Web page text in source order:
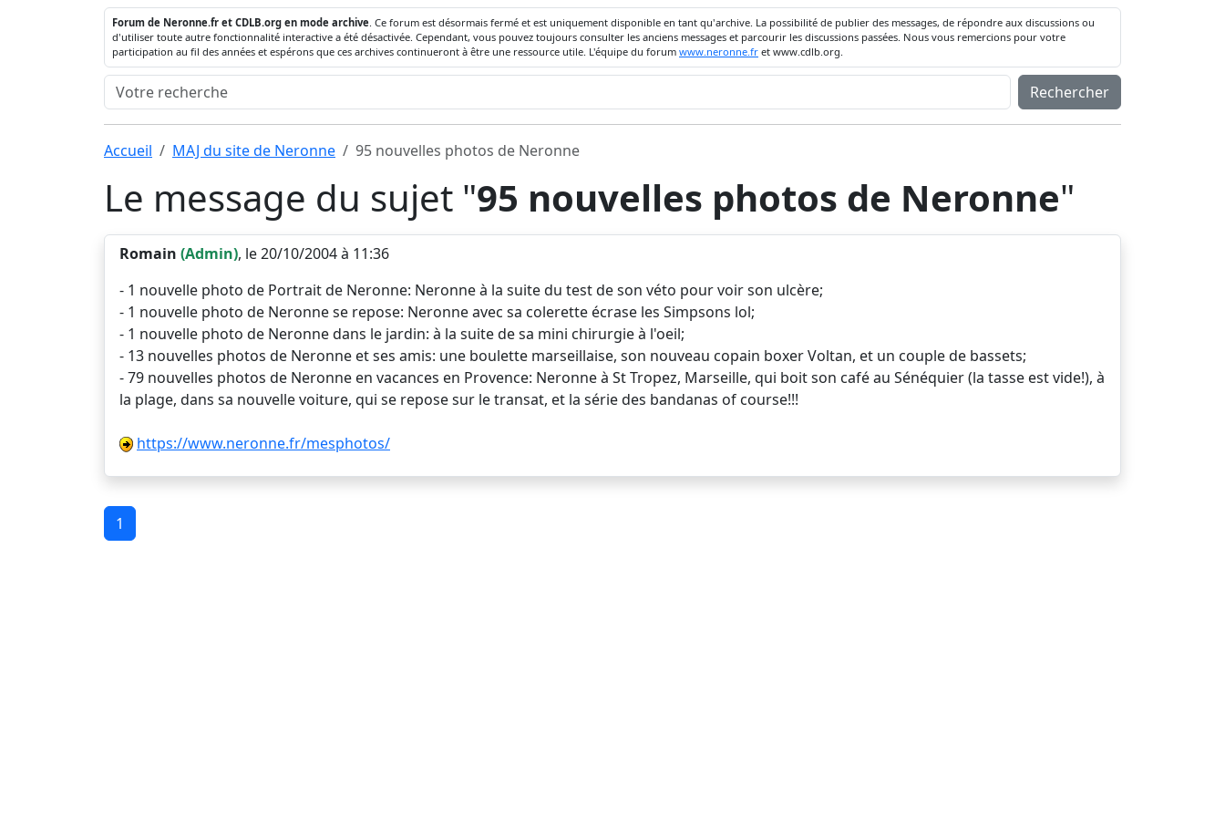
Forum de Neronne.fr et CDLB.org en mode archive. Ce forum est désormais fermé et est uniquement disponible en tant qu'archive. La possibilité de publier des messages, de répondre aux discussions ou
d'utiliser toute autre fonctionnalité interactive a été désactivée. Cependant, vous pouvez toujours consulter les anciens messages et parcourir les discussions passées. Nous vous remercions pour votre
participation au fil des années et espérons que ces archives continueront à être une ressource utile. L'équipe du forum www.neronne.fr et www.cdlb.org.
Rechercher
Accueil MAJ du site de Neronne 95 nouvelles photos de Neronne
Le message du sujet "95 nouvelles photos de Neronne"
Romain (Admin), le 20/10/2004 à 11:36
- 1 nouvelle photo de Portrait de Neronne: Neronne à la suite du test de son véto pour voir son ulcère;
- 1 nouvelle photo de Neronne se repose: Neronne avec sa colerette écrase les Simpsons lol;
- 1 nouvelle photo de Neronne dans le jardin: à la suite de sa mini chirurgie à l'oeil;
- 13 nouvelles photos de Neronne et ses amis: une boulette marseillaise, son nouveau copain boxer Voltan, et un couple de bassets;
- 79 nouvelles photos de Neronne en vacances en Provence: Neronne à St Tropez, Marseille, qui boit son café au Sénéquier (la tasse est vide!), à
la plage, dans sa nouvelle voiture, qui se repose sur le transat, et la série des bandanas of course!!!
https://www.neronne.fr/mesphotos/
1